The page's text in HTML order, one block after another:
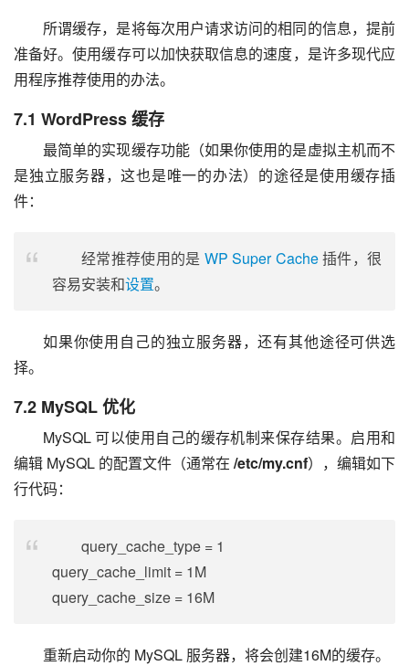
所谓缓存，是将每次用户请求访问的相同的信息，提前
准备好。使用缓存可以加快获取信息的速度，是许多现代应
用程序推荐使用的办法。
7.1 WordPress 缓存
最简单的实现缓存功能（如果你使用的是虚拟主机而不
是独立服务器，这也是唯一的办法）的途径是使用缓存插
件：
经常推荐使用的是 WP Super Cache插件，很
容易安装和设置。
如果你使用自己的独立服务器，还有其他途径可供选
择。
7.2 MySQL 优化
MySQL 可以使用自己的缓存机制来保存结果。启用和
编辑 MySQL 的配置文件（通常在 /etc/my.cnf），编辑如下
行代码：
query_cache_type = 1
query_cache_limit = 1M
query_cache_size = 16M
重新启动你的 MySQL 服务器，将会创建16M的缓存。